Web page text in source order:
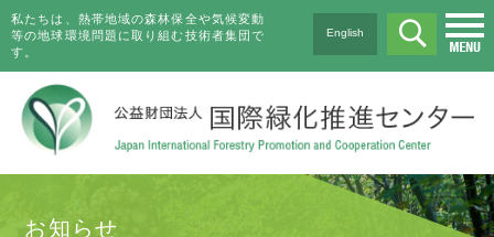
私たちは、熱帯地域の森林保全や気候変動
等の地球環境問題に取り組む技術者集団で
す。
English
お知らせ